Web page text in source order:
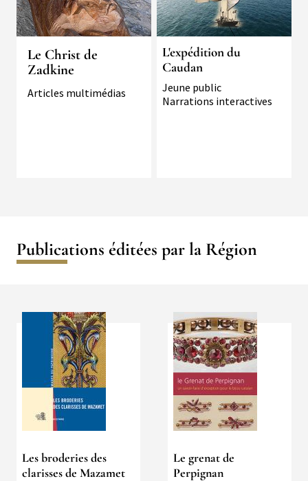
Le Christ de
Zadkine
Typologie
Articles multimédias
L'expédition du
Caudan
Typologie
Jeune public
Narrations interactives
Publications éditées par la Région
Les broderies des
clarisses de Mazamet
Média
Le grenat de
Perpignan